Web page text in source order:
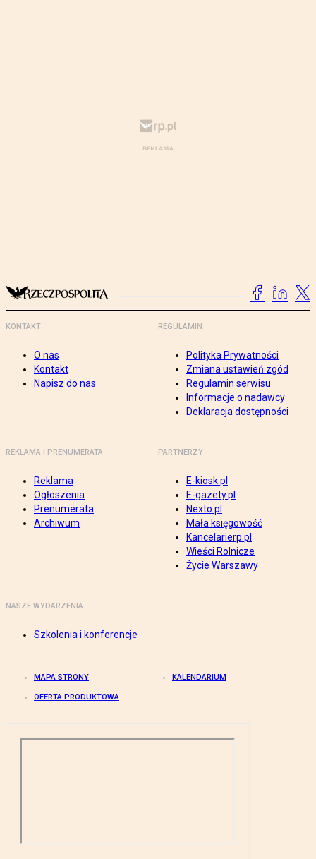
KONTAKT
O nas
Kontakt
Napisz do nas
REGULAMIN
Polityka Prywatności
Zmiana ustawień zgód
Regulamin serwisu
Informacje o nadawcy
Deklaracja dostępności
REKLAMA I PRENUMERATA
Reklama
Ogłoszenia
Prenumerata
Archiwum
PARTNERZY
E-kiosk.pl
E-gazety.pl
Nexto.pl
Mała księgowość
Kancelarierp.pl
Wieści Rolnicze
Życie Warszawy
NASZE WYDARZENIA
Szkolenia i konferencje
MAPA STRONY KALENDARIUM
OFERTA PRODUKTOWA